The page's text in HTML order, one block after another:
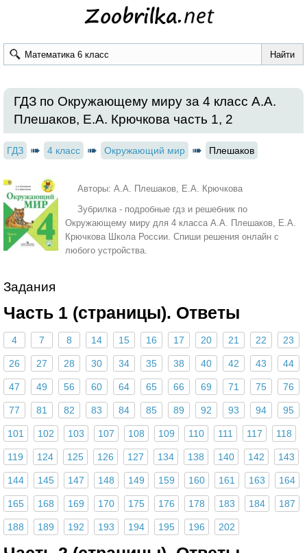
ГДЗ по Окружающему миру за 4 класс А.А.
Плешаков, Е.А. Крючкова часть 1, 2
ГДЗ 4 класс Окружающий мир Плешаков
Авторы: А.А. Плешаков, Е.А. Крючкова
Зубрилка - подробные гдз и решебник по
Окружающему миру для 4 класса А.А. Плешаков, Е.А.
Крючкова Школа России. Спиши решения онлайн с
любого устройства.
Задания
Часть 1 (страницы). Ответы
4 7 8 14 15 16 17 20 21 22 23
26 27 28 30 34 35 38 40 42 43 44
47 49 56 60 64 65 66 69 71 75 76
77 81 82 83 84 85 89 92 93 94 95
101 102 103 107 108 109 110 111 117 118
119 124 125 126 127 134 138 140 142 143
144 145 147 148 149 159 160 161 163 164
165 168 169 170 175 176 178 183 184 187
188 189 192 193 194 195 196 202